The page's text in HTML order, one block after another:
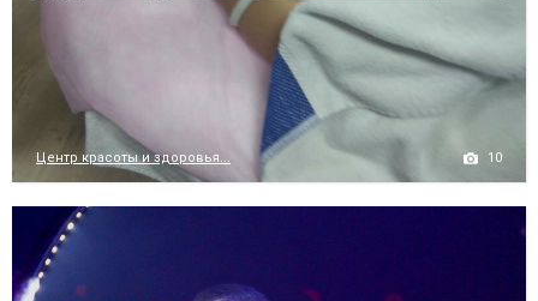
Центр красоты и здоровья... 10